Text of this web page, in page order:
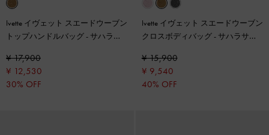
Ivette イヴェット スエードウーブン
トップハンドルバッグ- サハラサ
¥ 17,900
¥ 12,530
30% OFF
Ivette イヴェット スエードウーブン
クロスボディバッグ- サハラサン
¥ 15,900
¥ 9,540
40% OFF